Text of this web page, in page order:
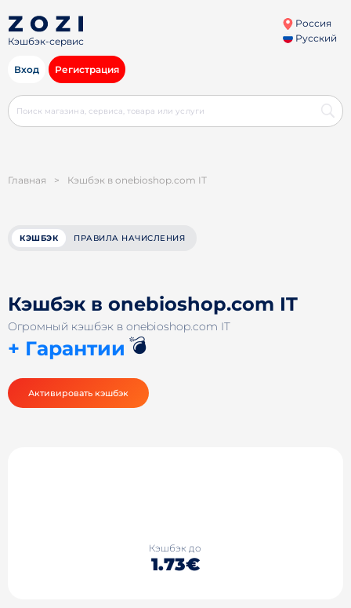
Кэшбэк-сервис
Россия
Русский
Вход Регистрация
Главная > Кэшбэк в onebioshop.com IT
КЭШБЭК ПРАВИЛА НАЧИСЛЕНИЯ
Кэшбэк в onebioshop.com IT
Огромный кэшбэк в onebioshop.com IT
+ Гарантии 💣
Активировать кэшбэк
Кэшбэк до
1.73€